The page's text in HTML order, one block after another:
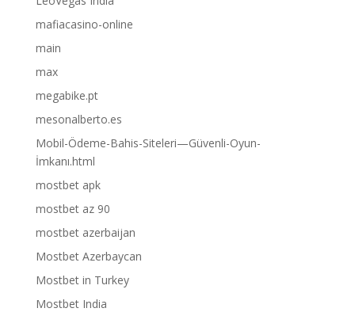
mafiacasino-online
main
max
megabike.pt
mesonalberto.es
Mobil-Ödeme-Bahis-Siteleri—Güvenli-Oyun-
İmkanı.html
mostbet apk
mostbet az 90
mostbet azerbaijan
Mostbet Azerbaycan
Mostbet in Turkey
Mostbet India